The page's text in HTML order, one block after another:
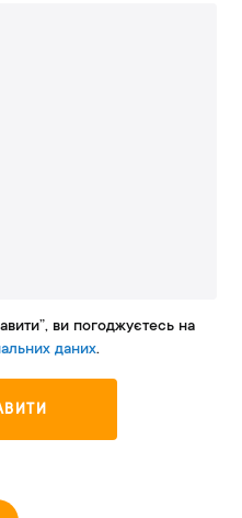
ви погоджуєтесь на
даних.